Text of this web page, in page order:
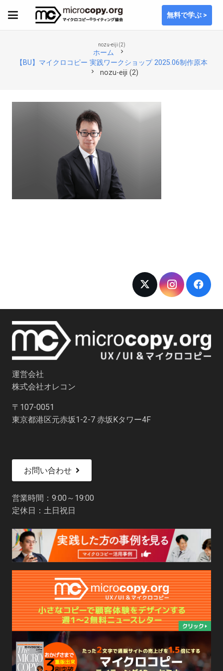
無料で学ぶ >
nozu-eiji (2)
ホーム chevron_right
【BU】マイクロコピー 実践ワークショップ 2025.06制作原本
chevron_right nozu-eiji (2)
運営会社
株式会社オレコン
〒107-0051
東京都港区元赤坂1-2-7 赤坂Kタワー4F
お問い合わせ
営業時間：9:00～19:00
定休日：土日祝日